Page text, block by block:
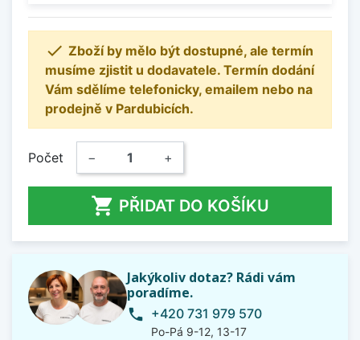
 Zboží by mělo být dostupné, ale termín
musíme zjistit u dodavatele. Termín dodání
Vám sdělíme telefonicky, emailem nebo na
prodejně v Pardubicích.
Počet − +
 PŘIDAT DO KOŠÍKU
Jakýkoliv dotaz? Rádi vám
poradíme.
phone +420 731 979 570
Po-Pá 9-12, 13-17